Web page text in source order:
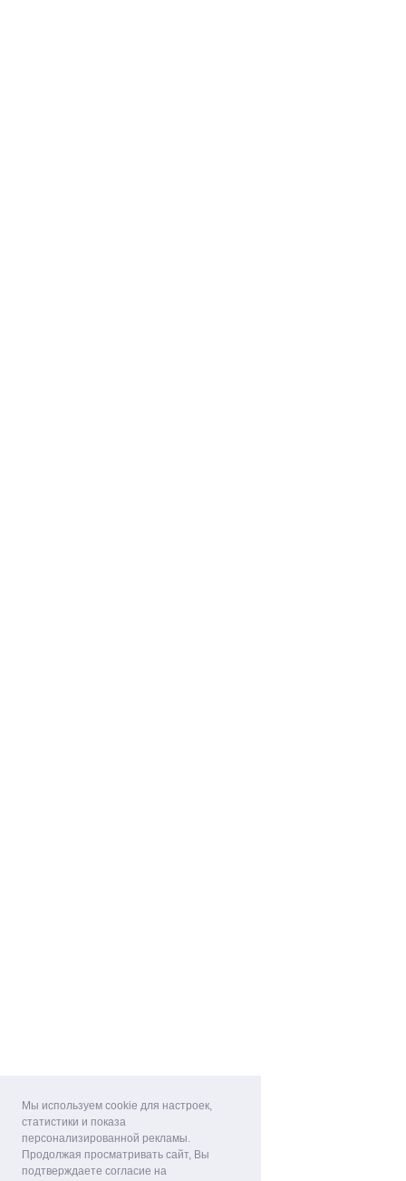
Мы используем cookie для настроек,
статистики и показа
персонализированной рекламы.
Продолжая просматривать сайт, Вы
подтверждаете согласие на